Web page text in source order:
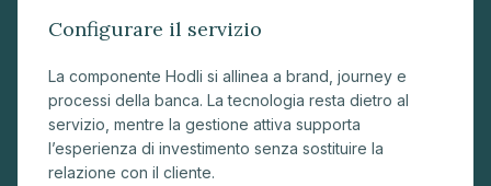
Configurare il servizio
La componente Hodli si allinea a brand, journey e
processi della banca. La tecnologia resta dietro al
servizio, mentre la gestione attiva supporta
l’esperienza di investimento senza sostituire la
relazione con il cliente.